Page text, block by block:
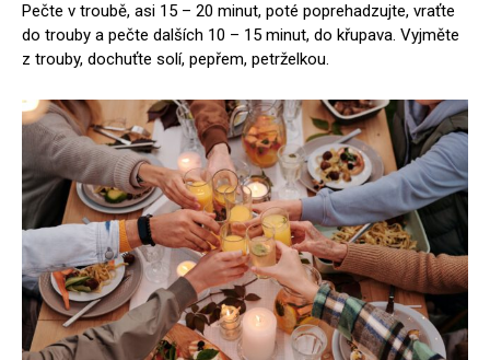
Pečte v troubě, asi 15 – 20 minut, poté poprehadzujte, vraťte
do trouby a pečte dalších 10 – 15 minut, do křupava. Vyjměte
z trouby, dochuťte solí, pepřem, petrželkou.